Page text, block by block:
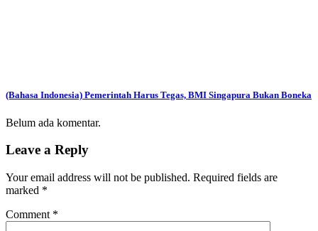
(Bahasa Indonesia) Pemerintah Harus Tegas, BMI Singapura Bukan Boneka
Belum ada komentar.
Leave a Reply
Your email address will not be published. Required fields are
marked *
Comment *